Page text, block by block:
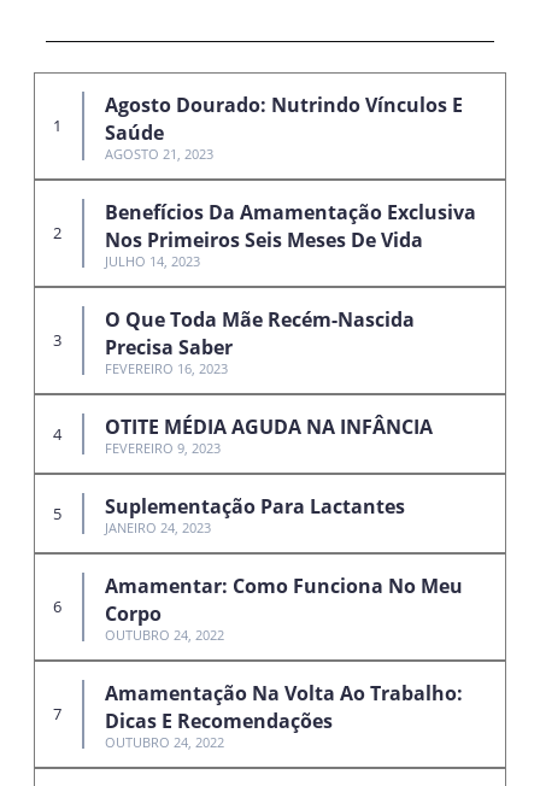
Agosto Dourado: Nutrindo Vínculos E
Saúde
AGOSTO 21, 2023
Benefícios Da Amamentação Exclusiva
Nos Primeiros Seis Meses De Vida
JULHO 14, 2023
O Que Toda Mãe Recém-Nascida
Precisa Saber
FEVEREIRO 16, 2023
OTITE MÉDIA AGUDA NA INFÂNCIA
FEVEREIRO 9, 2023
Suplementação Para Lactantes
JANEIRO 24, 2023
Amamentar: Como Funciona No Meu
Corpo
OUTUBRO 24, 2022
Amamentação Na Volta Ao Trabalho:
Dicas E Recomendações
OUTUBRO 24, 2022